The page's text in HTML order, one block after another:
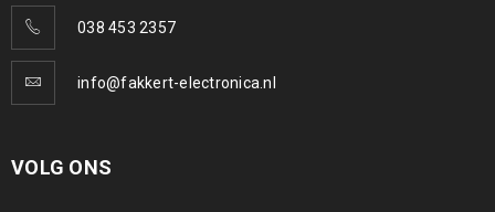
038 453 2357
info@fakkert-electronica.nl
VOLG ONS